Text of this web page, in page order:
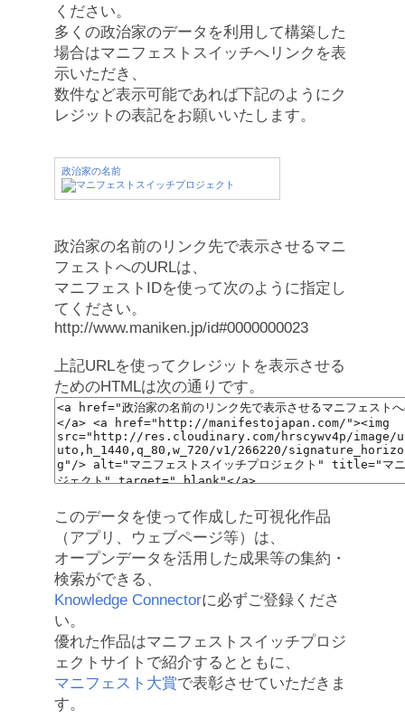
ください。
多くの政治家のデータを利用して構築した
場合はマニフェストスイッチへリンクを表
示いただき、
数件など表示可能であれば下記のようにク
レジットの表記をお願いいたします。
政治家の名前
政治家の名前のリンク先で表示させるマニ
フェストへのURLは、
マニフェストIDを使って次のように指定し
てください。
http://www.maniken.jp/id#0000000023
上記URLを使ってクレジットを表示させる
ためのHTMLは次の通りです。
このデータを使って作成した可視化作品
（アプリ、ウェブページ等）は、
オープンデータを活用した成果等の集約・
検索ができる、
Knowledge Connectorに必ずご登録くださ
い。
優れた作品はマニフェストスイッチプロジ
ェクトサイトで紹介するとともに、
マニフェスト大賞で表彰させていただきま
す。